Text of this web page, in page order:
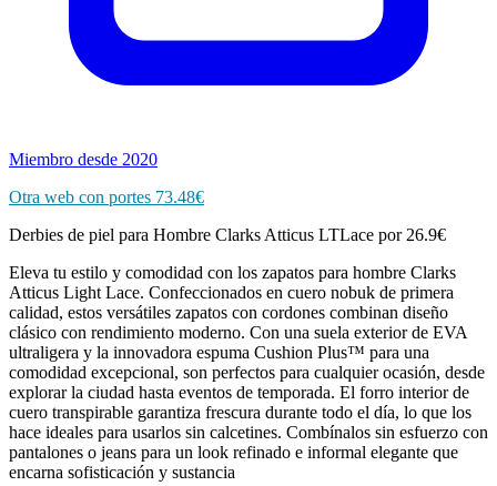
Miembro desde 2020
Otra web con portes 73.48€
Derbies de piel para Hombre Clarks Atticus LTLace por 26.9€
Eleva tu estilo y comodidad con los zapatos para hombre Clarks
Atticus Light Lace. Confeccionados en cuero nobuk de primera
calidad, estos versátiles zapatos con cordones combinan diseño
clásico con rendimiento moderno. Con una suela exterior de EVA
ultraligera y la innovadora espuma Cushion Plus™ para una
comodidad excepcional, son perfectos para cualquier ocasión, desde
explorar la ciudad hasta eventos de temporada. El forro interior de
cuero transpirable garantiza frescura durante todo el día, lo que los
hace ideales para usarlos sin calcetines. Combínalos sin esfuerzo con
pantalones o jeans para un look refinado e informal elegante que
encarna sofisticación y sustancia